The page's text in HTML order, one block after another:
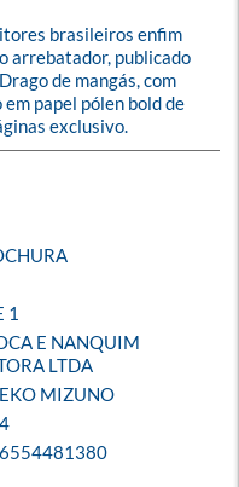
brasileiros enfim
arrebatador, publicado
de mangás, com
papel pólen bold de
exclusivo.
1
E NANQUIM
LTDA
MIZUNO